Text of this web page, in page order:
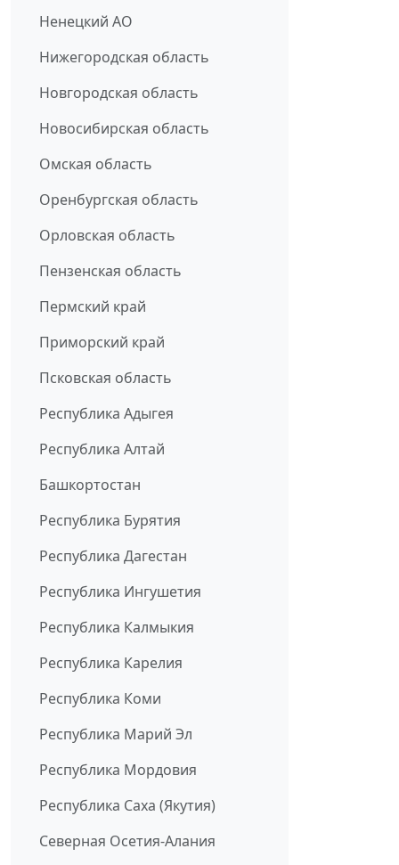
Ненецкий АО
Нижегородская область
Новгородская область
Новосибирская область
Омская область
Оренбургская область
Орловская область
Пензенская область
Пермский край
Приморский край
Псковская область
Республика Адыгея
Республика Алтай
Башкортостан
Республика Бурятия
Республика Дагестан
Республика Ингушетия
Республика Калмыкия
Республика Карелия
Республика Коми
Республика Марий Эл
Республика Мордовия
Республика Саха (Якутия)
Северная Осетия-Алания